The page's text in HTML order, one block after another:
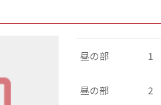
昼の部 1
昼の部 2